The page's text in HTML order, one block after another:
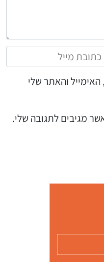
והאתר שלי
מגיבים לתגובה שלי.